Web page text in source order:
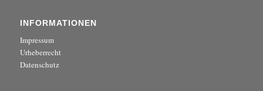
INFORMATIONEN
Impressum
Urheberrecht
Datenschutz